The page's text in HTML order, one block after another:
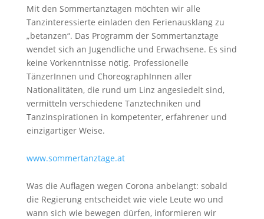
Mit den Sommertanztagen möchten wir alle
Tanzinteressierte einladen den Ferienausklang zu
„betanzen“. Das Programm der Sommertanztage
wendet sich an Jugendliche und Erwachsene. Es sind
keine Vorkenntnisse nötig. Professionelle
TänzerInnen und ChoreographInnen aller
Nationalitäten, die rund um Linz angesiedelt sind,
vermitteln verschiedene Tanztechniken und
Tanzinspirationen in kompetenter, erfahrener und
einzigartiger Weise.
www.sommertanztage.at
Was die Auflagen wegen Corona anbelangt: sobald
die Regierung entscheidet wie viele Leute wo und
wann sich wie bewegen dürfen, informieren wir